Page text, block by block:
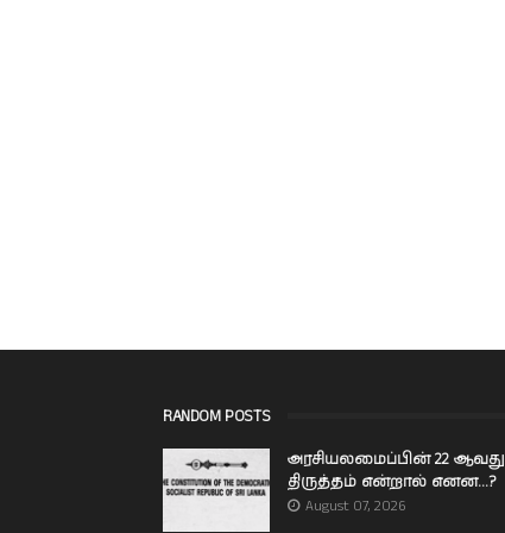
RANDOM POSTS
அரசியலமைப்பின் 22 ஆவது
திருத்தம் என்றால் எனன...?
August 07, 2026